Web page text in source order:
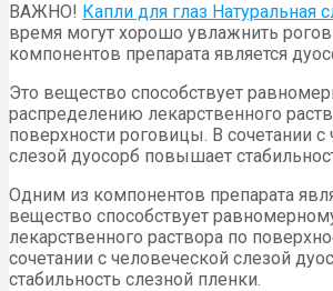
ВАЖНО! Капли для глаз Натуральная
время могут хорошо увлажнить
компонентов препарата является
Это вещество способствует
распределению лекарственного
поверхности роговицы. В сочетании с
слезой дуосорб повышает
Одним из компонентов препарата
вещество способствует
лекарственного раствора по
сочетании с человеческой слезой
стабильность слезной пленки.